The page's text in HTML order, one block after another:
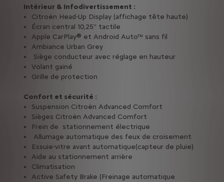
Intérieur & Infodivertissement :
Citroën Head-Up Display (affichage tête haute)
Écran central 10,25'' tactile
Apple CarPlay® et Android Auto™ sans fil
Ambiance Urban Grey
Siège conducteur avec réglage en hauteur
Volant gainé
Grille de protection
Confort et sécurité :
Suspension Citroën Advanced Comfort
Sièges Citroën Advanced Comfort
Frein de stationnement électrique
Allumage automatique des feux de croisement
Essuie-vitre avant automatique(capteur de pluie)
Aide au stationnement arrière
Climatisation
Active Safety Brake (Freinage automatique